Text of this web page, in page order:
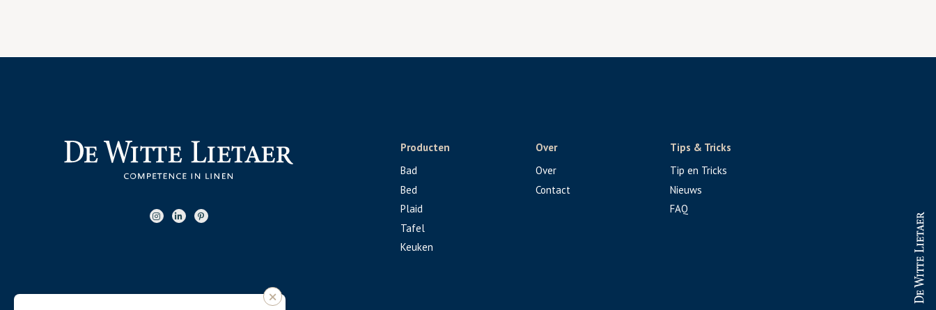
Producten
Bad
Bed
Plaid
Tafel
Keuken
Over
Over
Contact
Tips & Tricks
Tip en Tricks
Nieuws
FAQ